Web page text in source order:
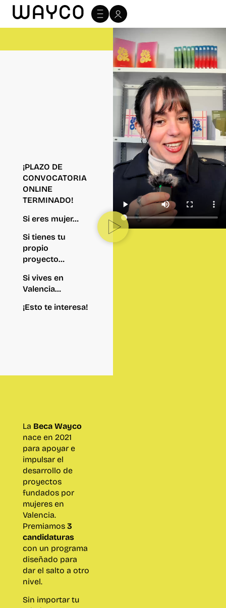
¡PLAZO DE
CONVOCATORIA
ONLINE
TERMINADO!
Si eres mujer…
Si tienes tu
propio
proyecto…
Si vives en
Valencia…
¡Esto te interesa!
La Beca Wayco
nace en 2021
para apoyar e
impulsar el
desarrollo de
proyectos
fundados por
mujeres en
Valencia.
Premiamos 3
candidaturas
con un programa
diseñado para
dar el salto a otro
nivel.
Sin importar tu